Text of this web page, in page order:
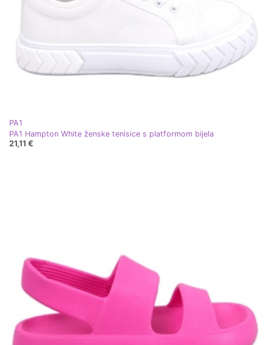
PA1
PA1 Hampton White ženske tenisice s platformom bijela
21,11 €